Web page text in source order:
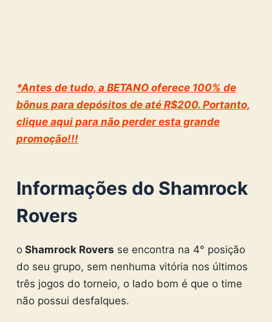
*Antes de tudo, a BETANO oferece 100% de
bônus para depósitos de até R$200. Portanto,
clique aqui para não perder esta grande
promoção!!!
Informações do Shamrock
Rovers
oShamrock Rovers se encontra na 4° posição
do seu grupo, sem nenhuma vitória nos últimos
três jogos do torneio, o lado bom é que o time
não possui desfalques.